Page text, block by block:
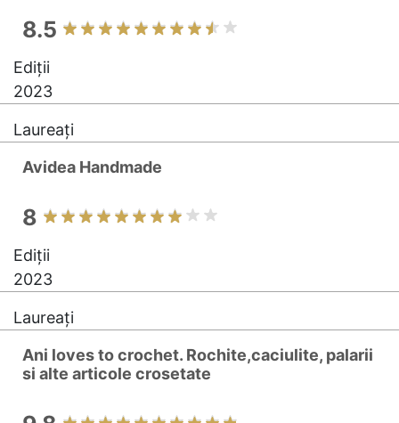
8.5
Ediții
2023
Laureați
Avidea Handmade
8
Ediții
2023
Laureați
Ani loves to crochet. Rochite,caciulite, palarii
si alte articole crosetate